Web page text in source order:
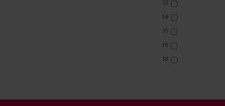
33
34
35
36
38